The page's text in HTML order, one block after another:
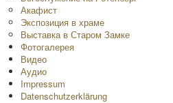
Акафист
Экспозиция в храме
Выставка в Старом Замке
Фотогалерея
Видео
Аудио
Impressum
Datenschutzerklärung